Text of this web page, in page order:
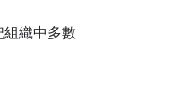
織中多數